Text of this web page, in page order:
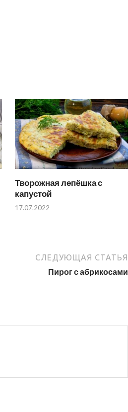
Творожная лепёшка с
капустой
17.07.2022
СЛЕДУЮЩАЯ СТАТЬЯ
Пирог с абрикосами